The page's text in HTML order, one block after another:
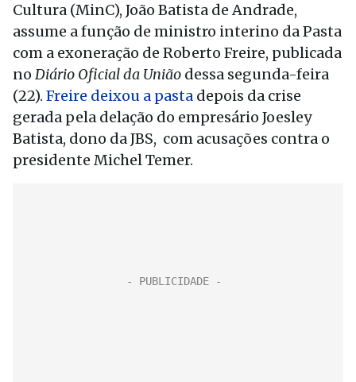
Cultura (MinC), João Batista de Andrade,
assume a função de ministro interino da Pasta
com a exoneração de Roberto Freire, publicada
no Diário Oficial da União dessa segunda-feira
(22). Freire deixou a pasta depois da crise
gerada pela delação do empresário Joesley
Batista, dono da JBS, com acusações contra o
presidente Michel Temer.